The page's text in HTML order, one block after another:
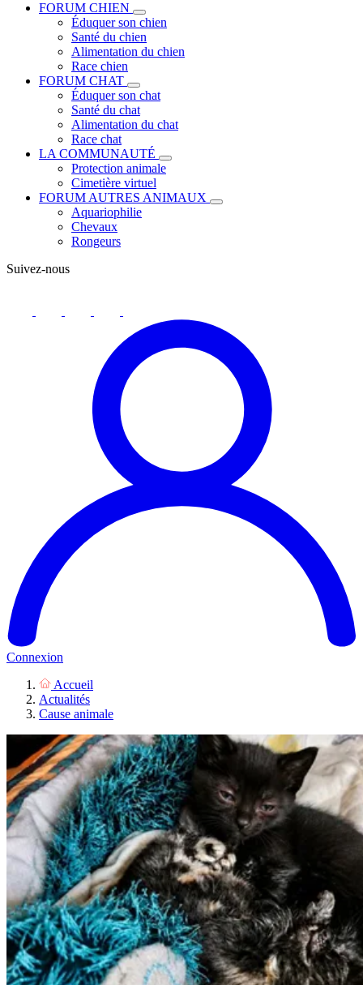
FORUM CHIEN
Éduquer son chien
Santé du chien
Alimentation du chien
Race chien
FORUM CHAT
Éduquer son chat
Santé du chat
Alimentation du chat
Race chat
LA COMMUNAUTÉ
Protection animale
Cimetière virtuel
FORUM AUTRES ANIMAUX
Aquariophilie
Chevaux
Rongeurs
Suivez-nous
Connexion
Accueil
Actualités
Cause animale